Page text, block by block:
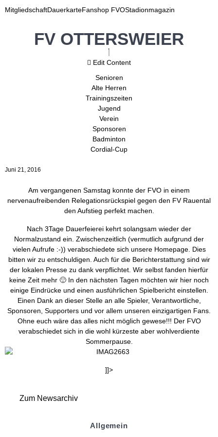
MitgliedschaftDauerkarteFanshop FVOStadionmagazin
FV OTTERSWEIER
Edit Content
Senioren
Alte Herren
Trainingszeiten
Jugend
Verein
Sponsoren
Badminton
Cordial-Cup
Juni 21, 2016
Am vergangenen Samstag konnte der FVO in einem
nervenaufreibenden Relegationsrückspiel gegen den FV Rauental
den Aufstieg perfekt machen.
Nach 3Tage Dauerfeierei kehrt solangsam wieder der
Normalzustand ein. Zwischenzeitlich (vermutlich aufgrund der
vielen Aufrufe :-)) verabschiedete sich unsere Homepage. Dies
bitten wir zu entschuldigen. Auch für die Berichterstattung sind wir
der lokalen Presse zu dank verpflichtet. Wir selbst fanden hierfür
keine Zeit mehr 🙂 In den nächsten Tagen möchten wir hier noch
einige Eindrücke und einen ausführlichen Spielbericht einstellen.
Einen Dank an dieser Stelle an alle Spieler, Verantwortliche,
Sponsoren, Supporters und vor allem unseren einzigartigen Fans.
Ohne euch wäre das alles nicht möglich gewese!!! Der FVO
verabschiedet sich in die wohl kürzeste aber wohlverdiente
Sommerpause.
]]>
Zum Newsarchiv
Allgemein